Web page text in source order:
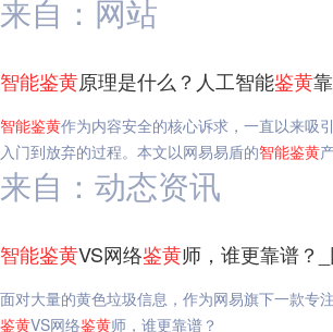
来自：网站
智能鉴黄原理是什么？人工智能鉴黄
智能鉴黄作为内容安全的核心诉求，一直以来吸
入门到放弃的过程。本文以网易易盾的智能鉴黄
来自：动态资讯
智能鉴黄VS网络鉴黄师，谁更靠谱？
面对大量的黄色垃圾信息，作为网易旗下一款专
鉴黄VS网络鉴黄师，谁更靠谱？